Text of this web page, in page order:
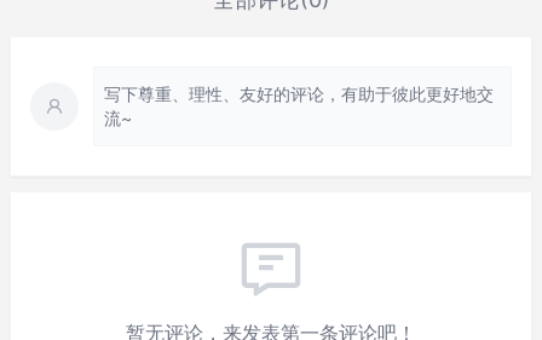
写下尊重、理性、友好的评论，有助于彼此更好地交
流~
暂无评论，来发表第一条评论吧！